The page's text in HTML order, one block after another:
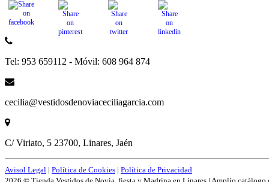
Tel: 953 659112 - Móvil: 608 964 874
cecilia@vestidosdenoviaceciliagarcia.com
C/ Viriato, 5 23700, Linares, Jaén
Avisol Legal | Política de Cookies | Política de Privacidad